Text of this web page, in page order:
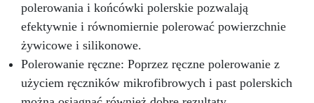
polerowania i końcówki polerskie pozwalają
efektywnie i równomiernie polerować powierzchnie
żywicowe i silikonowe.
Polerowanie ręczne: Poprzez ręczne polerowanie z
użyciem ręczników mikrofibrowych i past polerskich